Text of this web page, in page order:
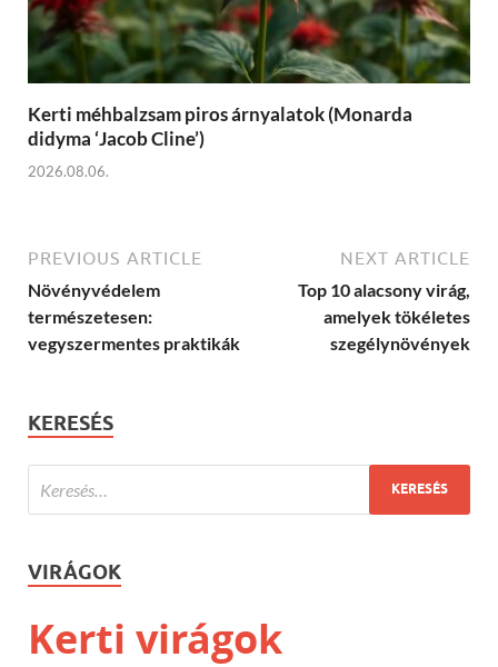
Kerti méhbalzsam piros árnyalatok (Monarda
didyma ‘Jacob Cline’)
2026.08.06.
PREVIOUS ARTICLE
Növényvédelem
természetesen:
vegyszermentes praktikák
NEXT ARTICLE
Top 10 alacsony virág,
amelyek tökéletes
szegélynövények
KERESÉS
VIRÁGOK
Kerti virágok